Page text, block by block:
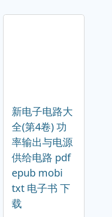
新电子电路大
全(第4卷) 功
率输出与电源
供给电路 pdf
epub mobi
txt 电子书 下
载